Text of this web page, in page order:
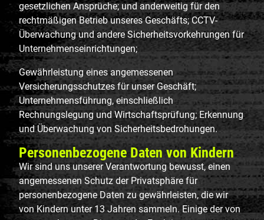
gesetzlichen Ansprüche; und anderweitig für den
rechtmäßigen Betrieb unseres Geschäfts; CCTV-
Überwachung und andere Sicherheitsvorkehrungen für
Unternehmenseinrichtungen;
Gewährleistung eines angemessenen
Versicherungsschutzes für unser Geschäft;
Unternehmensführung, einschließlich
Rechnungslegung und Wirtschaftsprüfung; Erkennung
und Überwachung von Sicherheitsbedrohungen.
Personenbezogene Daten von Kindern
Wir sind uns unserer Verantwortung bewusst, einen
angemessenen Schutz der Privatsphäre für
personenbezogene Daten zu gewährleisten, die wir
von Kindern unter 13 Jahren sammeln. Einige der von